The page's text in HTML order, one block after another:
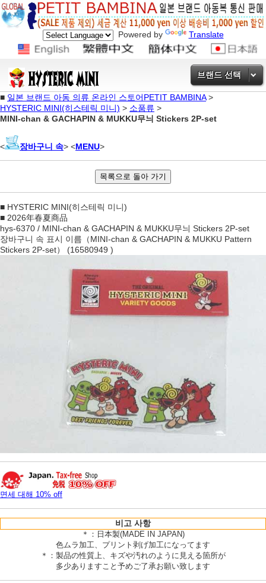
Powered by Translate
브랜드 선택
■ 일본 브랜드 아동 의류 온라인 스토어PETIT BAMBINA>
HYSTERIC MINI(히스테릭 미니) > 소품류 >
MINI-chan & GACHAPIN & MUKKU무늬 Stickers 2P-set
< 장바구니 속> <MENU>
■ HYSTERIC MINI(히스테릭 미니)
■ 2026年春夏商品
hys-6370 / MINI-chan & GACHAPIN & MUKKU무늬 Stickers 2P-set
장바구니 속 표시 이름（MINI-chan & GACHAPIN & MUKKU Pattern
Stickers 2P-set） (16580949 )
면세 대해 10% off
비고 사항
＊：日本製(MADE IN JAPAN)
色ムラ加工、プリント剥げ加工になってます
＊：製品の性質上、キズや汚れのように見える箇所が
多少ありますこと予めご了承お願い致します